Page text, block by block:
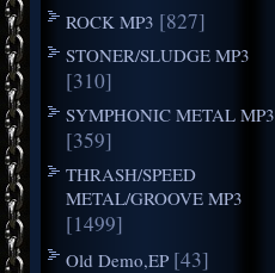
ROCK MP3 [827]
STONER/SLUDGE MP3
[310]
SYMPHONIC METAL MP3
[359]
THRASH/SPEED
METAL/GROOVE MP3
[1499]
Old Demo,EP [43]